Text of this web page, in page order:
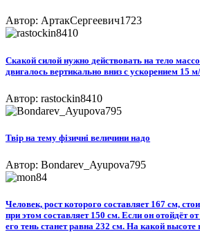
Автор: АртакСергеевич1723
Скакой силой нужно действовать на тело
двигалось вертикально вниз с ускорением 15
Автор: rastockin8410
Твір на тему фізичні величини надо​
Автор: Bondarev_Ayupova795
Человек, рост которого составляет 167 см,
при этом составляет 150 см. Если он отойдёт
его тень станет равна 232 см. На какой высоте